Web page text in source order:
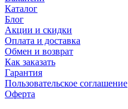
Каталог
Блог
Акции и скидки
Оплата и доставка
Обмен и возврат
Как заказать
Гарантия
Пользовательское соглашение
Оферта